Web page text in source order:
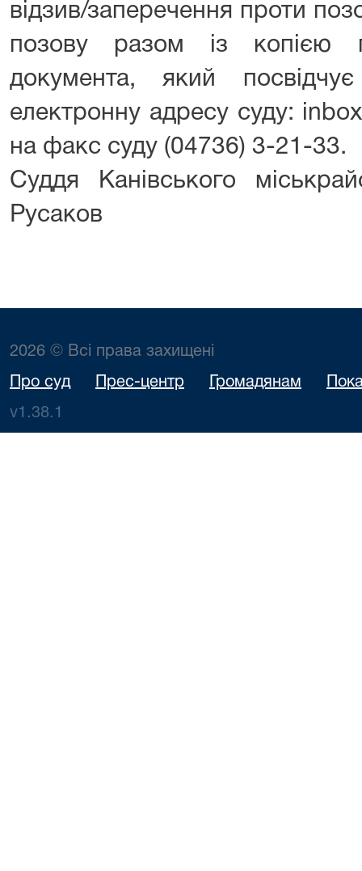
відзив/заперечення проти
позову разом із копією
документа, який
електронну адресу суду:
на факс суду (04736) 3-21-33.
Суддя Канівського
Русаков
2026 © Всі права захищені
Про суд Прес-центр Громадянам
v1.38.1